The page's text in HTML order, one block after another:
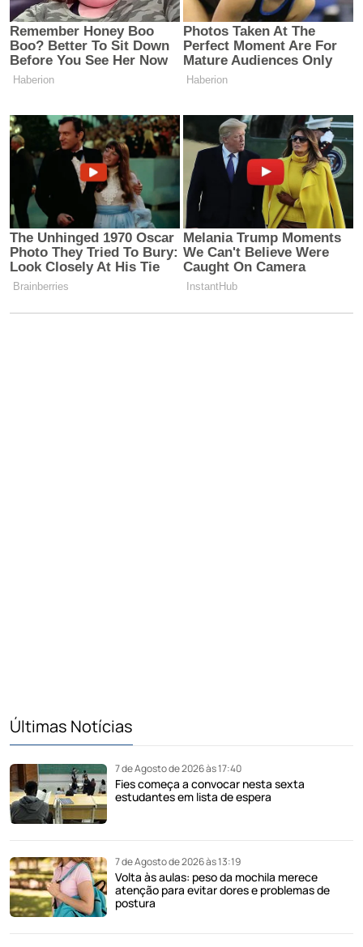
Últimas Notícias
7 de Agosto de 2026 às 17:40
Fies começa a convocar nesta sexta
estudantes em lista de espera
7 de Agosto de 2026 às 13:19
Volta às aulas: peso da mochila merece
atenção para evitar dores e problemas de
postura